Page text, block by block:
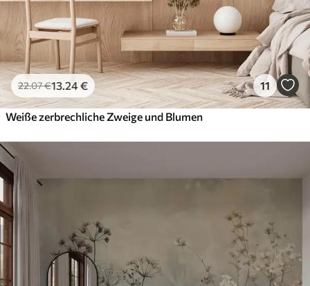
22.07€13 .24€ 11
Weiße zerbrechliche Zweige und Blumen